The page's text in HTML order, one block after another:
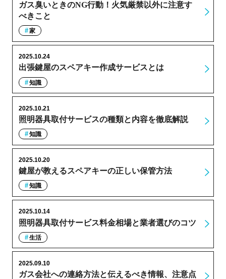
ガス臭いときのNG行動！火気厳禁以外に注意す
べきこと
家
出張鍵屋のスペアキー作成サービスとは
2025.10.24
知識
照明器具取付サービスの種類と内容を徹底解説
2025.10.21
知識
鍵屋が教えるスペアキーの正しい保管方法
2025.10.20
知識
照明器具取付サービス料金相場と業者選びのコツ
2025.10.14
生活
ガス会社への連絡方法と伝えるべき情報、注意点
2025.09.10